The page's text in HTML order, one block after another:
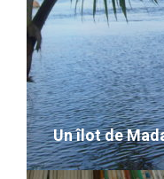
Artisanat-
Madagascar
VOIR LE
Un îlot de